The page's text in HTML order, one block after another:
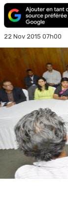
22 Nov 2015 07h00